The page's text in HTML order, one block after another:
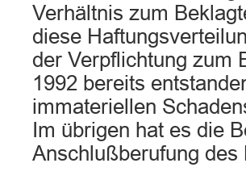
Verhältnis zum
diese
der Verpflichtung zum
1992 bereits
immateriellen
Im übrigen hat es die
Anschlußberufung